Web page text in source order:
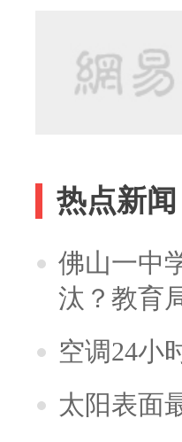
热点新闻
佛山一中
汰？教育
空调24小
太阳表面